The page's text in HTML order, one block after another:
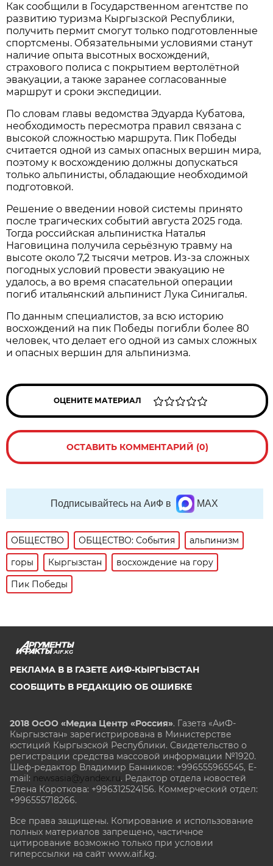
Как сообщили в Государственном агентстве по
развитию туризма Кыргызской Республики,
получить пермит смогут только подготовленные
спортсмены. Обязательными условиями станут
наличие опыта высотных восхождений,
страхового полиса с покрытием вертолётной
эвакуации, а также заранее согласованные
маршрут и сроки экспедиции.
По словам главы ведомства Эдуарда Кубатова,
необходимость пересмотра правил связана с
высокой сложностью маршрута. Пик Победы
считается одной из самых опасных вершин мира,
поэтому к восхождению должны допускаться
только альпинисты, обладающие необходимой
подготовкой.
Решение о введении новой системы принято
после трагических событий августа 2025 года.
Тогда российская альпинистка Наталья
Наговицина получила серьёзную травму на
высоте около 7,2 тысячи метров. Из-за сложных
погодных условий провести эвакуацию не
удалось, а во время спасательной операции
погиб итальянский альпинист Лука Синигалья.
По данным специалистов, за всю историю
восхождений на пик Победы погибли более 80
человек, что делает его одной из самых сложных
и опасных вершин для альпинизма.
ОЦЕНИТЕ МАТЕРИАЛ
ОСТАВИТЬ КОММЕНТАРИЙ (0)
Подписывайтесь на АиФ в MAX
ОБЩЕСТВО ОБЩЕСТВО: События
альпинизм
горы
Кыргызстан
восхождение на гору
Пик Победы
AIF.KG
РЕКЛАМА В В ГАЗЕТЕ АИФ-КЫРГЫЗСТАН
СООБЩИТЬ В РЕДАКЦИЮ ОБ ОШИБКЕ
2018 ОсОО «Медиа Центр «Россия». Газета «АиФ-
Кыргызстан» зарегистрирована в Министерстве
юстиций Кыргызской Республики. Свидетельство о
регистрации средства массовой информации №1920.
Шеф-редактор Владимир Банников: +996555965545, E-
mail: newsasia@yandex.ru. Редактор отдела новостей
Елена Короткова: +996312524156. Коммерческий отдел:
+996555718266.
Все права защищены. Копирование и использование
полных материалов запрещено, частичное
цитирование возможно только при условии
гиперссылки на сайт www.aif.kg.